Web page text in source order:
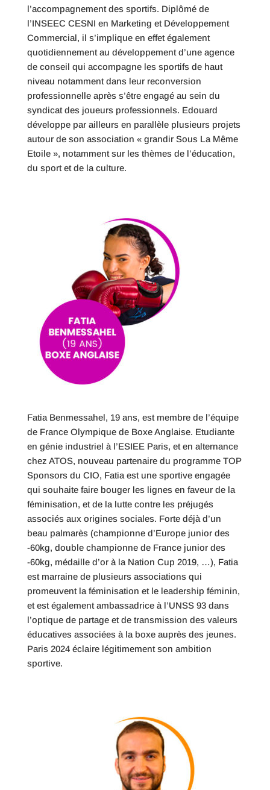
l’accompagnement des sportifs. Diplômé de
l’INSEEC CESNI en Marketing et Développement
Commercial, il s’implique en effet également
quotidiennement au développement d’une agence
de conseil qui accompagne les sportifs de haut
niveau notamment dans leur reconversion
professionnelle après s’être engagé au sein du
syndicat des joueurs professionnels. Edouard
développe par ailleurs en parallèle plusieurs projets
autour de son association « grandir Sous La Même
Etoile », notamment sur les thèmes de l’éducation,
du sport et de la culture.
Fatia Benmessahel, 19 ans, est membre de l’équipe
de France Olympique de Boxe Anglaise. Etudiante
en génie industriel à l’ESIEE Paris, et en alternance
chez ATOS, nouveau partenaire du programme TOP
Sponsors du CIO, Fatia est une sportive engagée
qui souhaite faire bouger les lignes en faveur de la
féminisation, et de la lutte contre les préjugés
associés aux origines sociales. Forte déjà d’un
beau palmarès (championne d’Europe junior des
-60kg, double championne de France junior des
-60kg, médaille d’or à la Nation Cup 2019, …), Fatia
est marraine de plusieurs associations qui
promeuvent la féminisation et le leadership féminin,
et est également ambassadrice à l’UNSS 93 dans
l’optique de partage et de transmission des valeurs
éducatives associées à la boxe auprès des jeunes.
Paris 2024 éclaire légitimement son ambition
sportive.